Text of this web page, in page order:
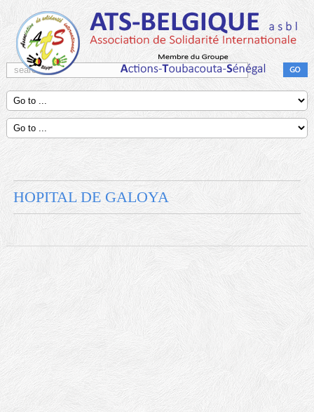
HOPITAL DE GALOYA